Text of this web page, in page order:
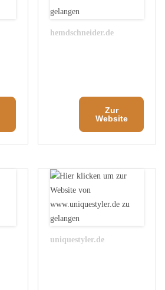
hemdschneider.de
Zur
Website
uniquestyler.de